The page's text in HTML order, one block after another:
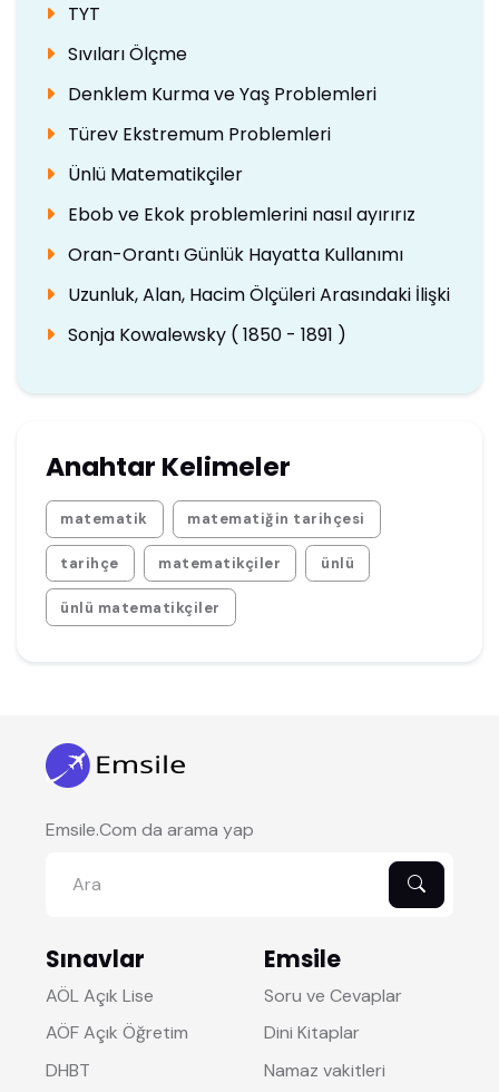
TYT
Sıvıları Ölçme
Denklem Kurma ve Yaş Problemleri
Türev Ekstremum Problemleri
Ünlü Matematikçiler
Ebob ve Ekok problemlerini nasıl ayırırız
Oran-Orantı Günlük Hayatta Kullanımı
Uzunluk, Alan, Hacim Ölçüleri Arasındaki İlişki
Sonja Kowalewsky ( 1850 - 1891 )
Anahtar Kelimeler
matematik matematiğin tarihçesi
tarihçe matematikçiler ünlü
ünlü matematikçiler
Emsile.Com da arama yap
Sınavlar
AÖL Açık Lise
AÖF Açık Öğretim
DHBT
Emsile
Soru ve Cevaplar
Dini Kitaplar
Namaz vakitleri